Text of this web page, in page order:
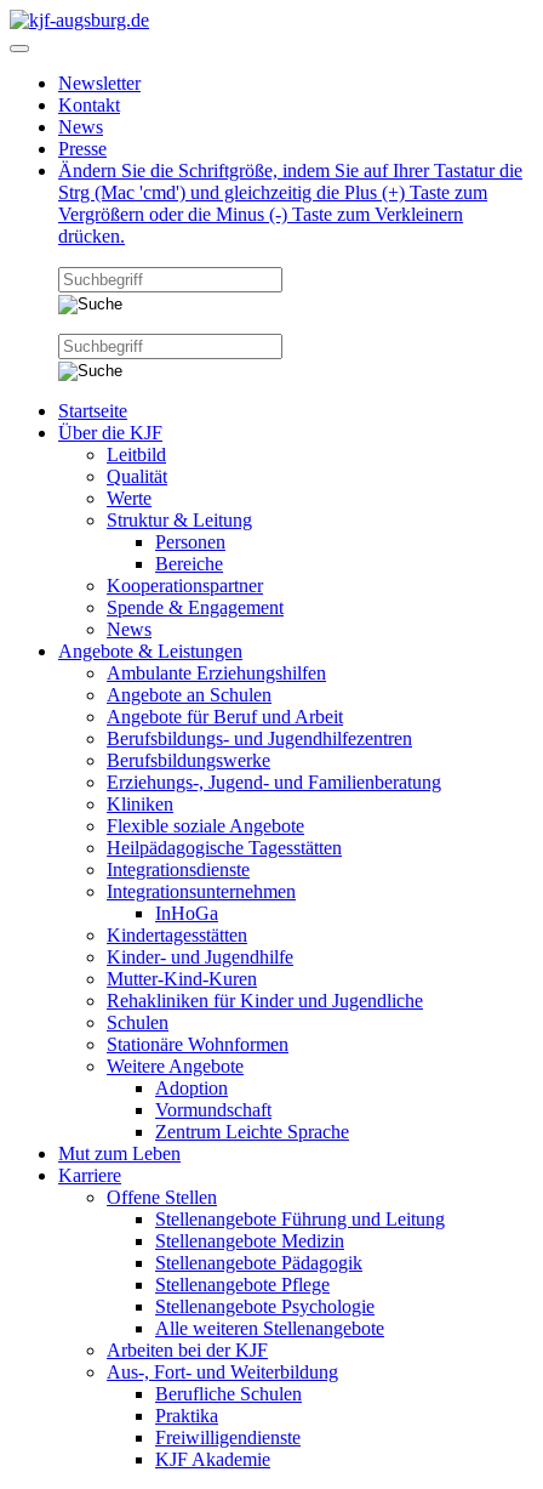
Newsletter
Kontakt
News
Presse
Ändern Sie die Schriftgröße, indem Sie auf Ihrer Tastatur die
Strg (Mac 'cmd') und gleichzeitig die Plus (+) Taste zum
Vergrößern oder die Minus (-) Taste zum Verkleinern
drücken.
Startseite
Über die KJF
Leitbild
Qualität
Werte
Struktur & Leitung
Personen
Bereiche
Kooperationspartner
Spende & Engagement
News
Angebote & Leistungen
Ambulante Erziehungshilfen
Angebote an Schulen
Angebote für Beruf und Arbeit
Berufsbildungs- und Jugendhilfezentren
Berufsbildungswerke
Erziehungs-, Jugend- und Familienberatung
Kliniken
Flexible soziale Angebote
Heilpädagogische Tagesstätten
Integrationsdienste
Integrationsunternehmen
InHoGa
Kindertagesstätten
Kinder- und Jugendhilfe
Mutter-Kind-Kuren
Rehakliniken für Kinder und Jugendliche
Schulen
Stationäre Wohnformen
Weitere Angebote
Adoption
Vormundschaft
Zentrum Leichte Sprache
Mut zum Leben
Karriere
Offene Stellen
Stellenangebote Führung und Leitung
Stellenangebote Medizin
Stellenangebote Pädagogik
Stellenangebote Pflege
Stellenangebote Psychologie
Alle weiteren Stellenangebote
Arbeiten bei der KJF
Aus-, Fort- und Weiterbildung
Berufliche Schulen
Praktika
Freiwilligendienste
KJF Akademie